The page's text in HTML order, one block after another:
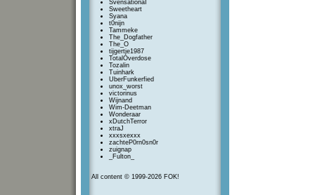
SvensationaI
Sweetheart
Syana
t0nijn
Tammeke
The_Dogfather
The_O
tijgertje1987
TotalOverdose
Tozalin
Tuinhark
UberFunkerfied
unox_worst
victorinus
Wijnand
Wim-Deetman
Wonderaar
xDutchTerror
xtraJ
xxxsxexxx
zachteP0rn0sn0r
zuignap
_Fulton_
All content © 1999-2026 FOK!